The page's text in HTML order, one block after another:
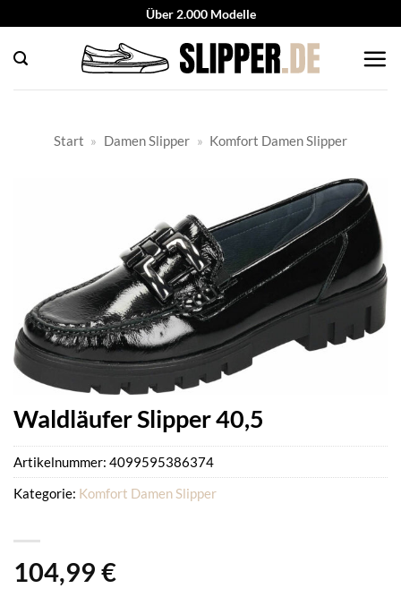
springen
Über 2.000 Modelle
Start » Damen Slipper » Komfort Damen Slipper
Waldläufer Slipper 40,5
104,99 €
Artikelnummer: 4099595386374
Kategorie: Komfort Damen Slipper